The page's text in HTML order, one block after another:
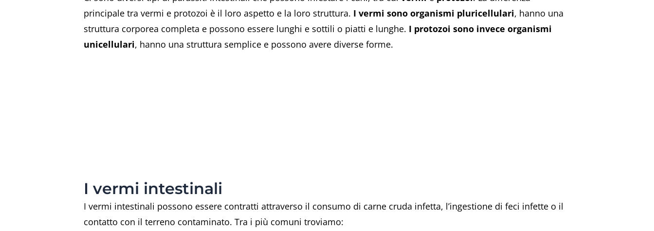
principale tra vermi e protozoi è il loro aspetto e la loro struttura. I vermi sono organismi pluricellulari, hanno una
struttura corporea completa e possono essere lunghi e sottili o piatti e lunghe. I protozoi sono invece organismi
unicellulari, hanno una struttura semplice e possono avere diverse forme.
I vermi intestinali
I vermi intestinali possono essere contratti attraverso il consumo di carne cruda infetta, l’ingestione di feci infette o il
contatto con il terreno contaminato. Tra i più comuni troviamo: